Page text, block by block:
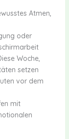
Atmen,
oder
Woche,
setzen
vor dem
mit